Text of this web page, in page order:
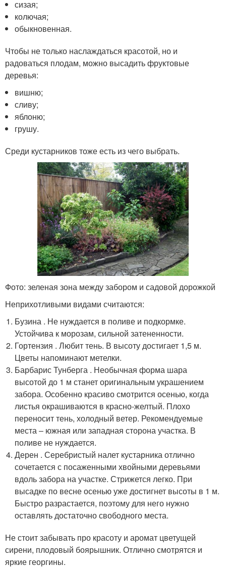
сизая;
колючая;
обыкновенная.
Чтобы не только наслаждаться красотой, но и
радоваться плодам, можно высадить фруктовые
деревья:
вишню;
сливу;
яблоню;
грушу.
Среди кустарников тоже есть из чего выбрать.
Фото: зеленая зона между забором и садовой дорожкой
Неприхотливыми видами считаются:
Бузина . Не нуждается в поливе и подкормке.
Устойчива к морозам, сильной затененности.
Гортензия . Любит тень. В высоту достигает 1,5 м.
Цветы напоминают метелки.
Барбарис Тунберга . Необычная форма шара
высотой до 1 м станет оригинальным украшением
забора. Особенно красиво смотрится осенью, когда
листья окрашиваются в красно-желтый. Плохо
переносит тень, холодный ветер. Рекомендуемые
места ‒ южная или западная сторона участка. В
поливе не нуждается.
Дерен . Серебристый налет кустарника отлично
сочетается с посаженными хвойными деревьями
вдоль забора на участке. Стрижется легко. При
высадке по весне осенью уже достигнет высоты в 1 м.
Быстро разрастается, поэтому для него нужно
оставлять достаточно свободного места.
Не стоит забывать про красоту и аромат цветущей
сирени, плодовый боярышник. Отлично смотрятся и
яркие георгины.